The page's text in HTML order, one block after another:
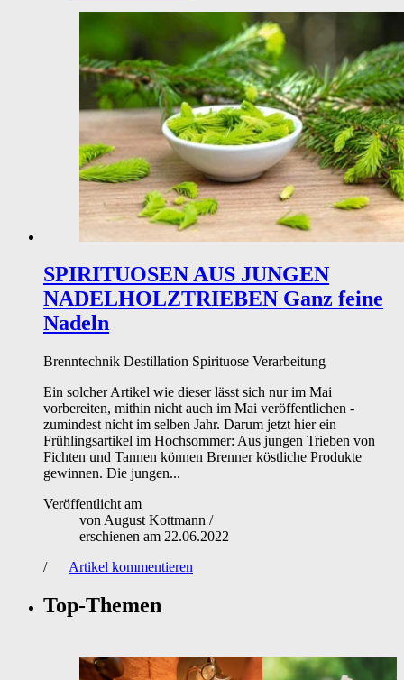
SPIRITUOSEN AUS JUNGEN
NADELHOLZTRIEBEN Ganz feine
Nadeln
Brenntechnik Destillation Spirituose Verarbeitung
Ein solcher Artikel wie dieser lässt sich nur im Mai
vorbereiten, mithin nicht auch im Mai veröffentlichen -
zumindest nicht im selben Jahr. Darum jetzt hier ein
Frühlingsartikel im Hochsommer: Aus jungen Trieben von
Fichten und Tannen können Brenner köstliche Produkte
gewinnen. Die jungen...
Veröffentlicht am
von August Kottmann /
erschienen am 22.06.2022
/
Artikel kommentieren
Top-Themen